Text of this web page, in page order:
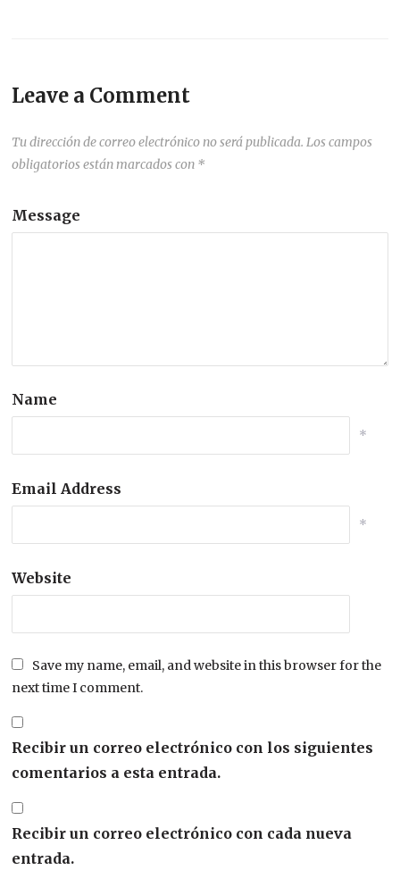
Leave a Comment
Tu dirección de correo electrónico no será publicada. Los campos
obligatorios están marcados con *
Message
Name
*
Email Address
*
Website
Save my name, email, and website in this browser for the
next time I comment.
Recibir un correo electrónico con los siguientes
comentarios a esta entrada.
Recibir un correo electrónico con cada nueva
entrada.